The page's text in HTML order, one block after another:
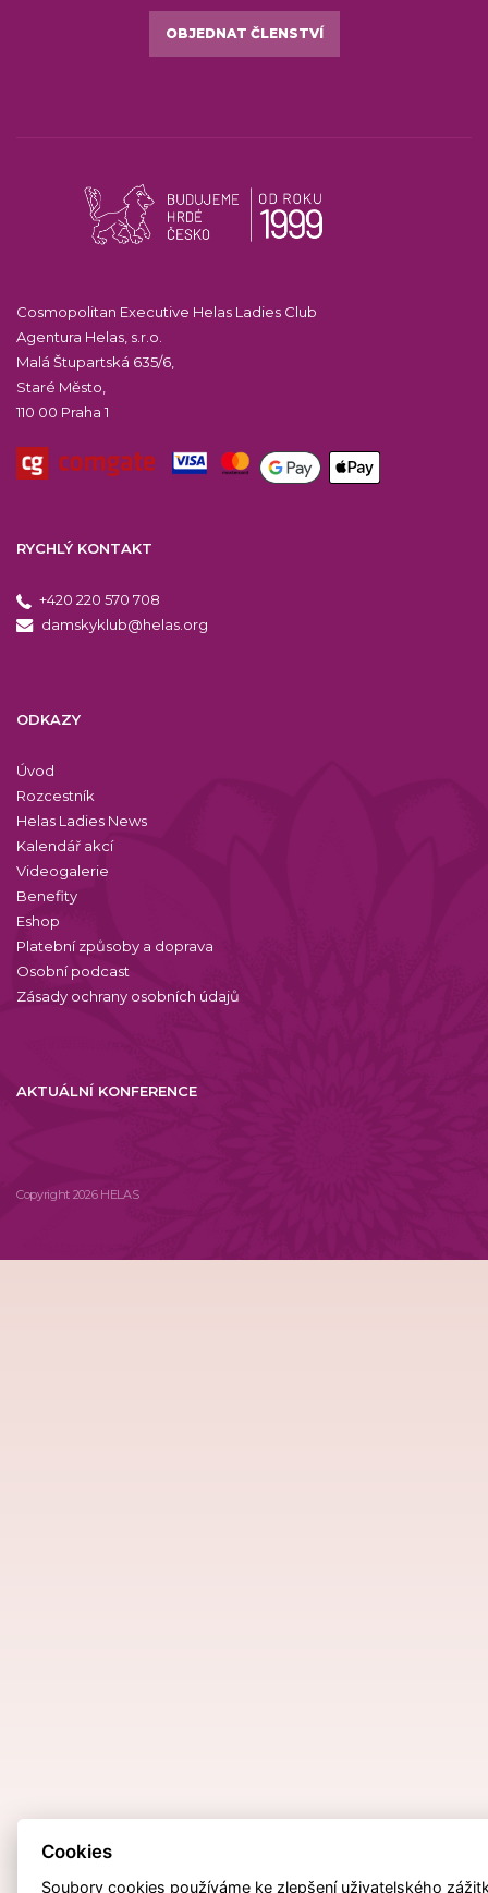
OBJEDNAT ČLENSTVÍ
Cosmopolitan Executive Helas Ladies Club
Agentura Helas, s.r.o.
Malá Štupartská 635/6,
Staré Město,
110 00 Praha 1
RYCHLÝ KONTAKT
+420 220 570 708
damskyklub@helas.org
ODKAZY
Úvod
Rozcestník
Helas Ladies News
Kalendář akcí
Videogalerie
Benefity
Eshop
Platební způsoby a doprava
Osobní podcast
Zásady ochrany osobních údajů
AKTUÁLNÍ KONFERENCE
Copyright 2026 HELAS
Cookies
Soubory cookies používáme ke zlepšení uživatelského